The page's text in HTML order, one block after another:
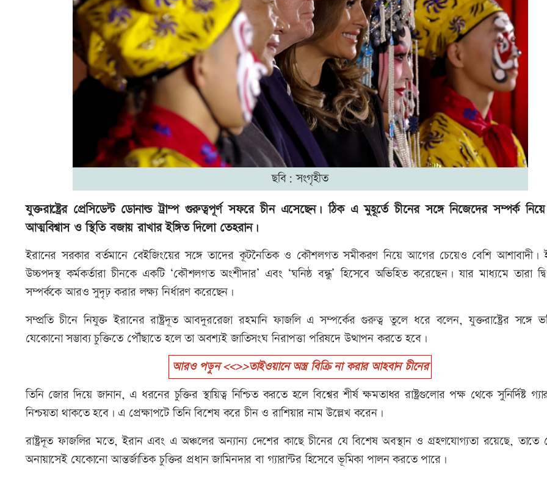
ছবি: সংগৃহীত
যুক্তরাষ্ট্রের প্রেসিডেন্ট ডোনাল্ড ট্রাম্প গুরুত্বপূর্ণ সফরে চীন এসেছেন। ঠিক এ মুহূর্তে চীনের সঙ্গে নিজেদের সম্পর্ক
আত্মবিশ্বাস ও স্থিতি বজায় রাখার ইঙ্গিত দিলো তেহরান।
ইরানের সরকার বর্তমানে বেইজিংয়ের সঙ্গে তাদের কূটনৈতিক ও কৌশলগত সমীকরণ নিয়ে আগের চেয়েও বেশি আশাবাদী।
উচ্চপদস্থ কর্মকর্তারা চীনকে একটি ‘কৌশলগত অংশীদার’ এবং ‘ঘনিষ্ঠ বন্ধু’ হিসেবে অভিহিত করেছেন। যার মাধ্যমে তারা
সম্পর্ককে আরও সুদৃঢ় করার লক্ষ্য নির্ধারণ করেছেন।
সম্প্রতি চীনে নিযুক্ত ইরানের রাষ্ট্রদূত আবদুররেজা রহমানি ফাজলি এ সম্পর্কের গুরুত্ব তুলে ধরে বলেন, যুক্তরাষ্ট্রের সঙ্গে
যেকোনো সম্ভাব্য চুক্তিতে পৌঁছাতে হলে তা অবশ্যই জাতিসংঘ নিরাপত্তা পরিষদে উত্থাপন করতে হবে।
আরও পড়ুন <<>>তাইওয়ানে অস্ত্র বিক্রি না করার আহবান চীনের
তিনি জোর দিয়ে জানান, এ ধরনের চুক্তির স্থায়িত্ব নিশ্চিত করতে হলে বিশ্বের শীর্ষ ক্ষমতাধর রাষ্ট্রগুলোর পক্ষ থেকে সুনির্দিষ্ট
নিশ্চয়তা থাকতে হবে। এ প্রেক্ষাপটে তিনি বিশেষ করে চীন ও রাশিয়ার নাম উল্লেখ করেন।
রাষ্ট্রদূত ফাজলির মতে, ইরান এবং এ অঞ্চলের অন্যান্য দেশের কাছে চীনের যে বিশেষ অবস্থান ও গ্রহণযোগ্যতা রয়েছে, তাতে
অনায়াসেই যেকোনো আন্তর্জাতিক চুক্তির প্রধান জামিনদার বা গ্যারান্টর হিসেবে ভূমিকা পালন করতে পারে।